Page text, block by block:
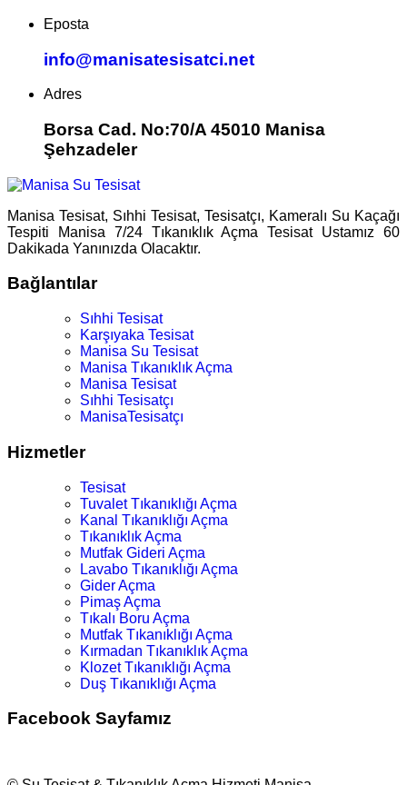
Eposta
info@manisatesisatci.net
Adres
Borsa Cad. No:70/A 45010 Manisa
Şehzadeler
Manisa Tesisat, Sıhhi Tesisat, Tesisatçı, Kameralı Su Kaçağı
Tespiti Manisa 7/24 Tıkanıklık Açma Tesisat Ustamız 60
Dakikada Yanınızda Olacaktır.
Bağlantılar
Sıhhi Tesisat
Karşıyaka Tesisat
Manisa Su Tesisat
Manisa Tıkanıklık Açma
Manisa Tesisat
Sıhhi Tesisatçı
ManisaTesisatçı
Hizmetler
Tesisat
Tuvalet Tıkanıklığı Açma
Kanal Tıkanıklığı Açma
Tıkanıklık Açma
Mutfak Gideri Açma
Lavabo Tıkanıklığı Açma
Gider Açma
Pimaş Açma
Tıkalı Boru Açma
Mutfak Tıkanıklığı Açma
Kırmadan Tıkanıklık Açma
Klozet Tıkanıklığı Açma
Duş Tıkanıklığı Açma
Facebook Sayfamız